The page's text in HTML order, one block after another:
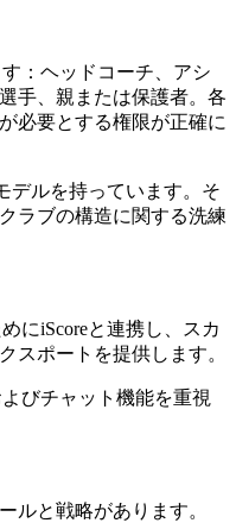
：ヘッドコーチ、アシ
手、親または保護者。各
必要とする権限が正確に
デルを持っています。そ
ラブの構造に関する洗練
にiScoreと連携し、スカ
スポートを提供します。
びチャット機能を重視
ルと戦略があります。